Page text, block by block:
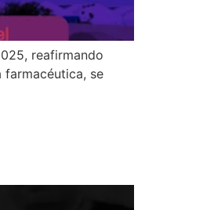
reafirmando
se